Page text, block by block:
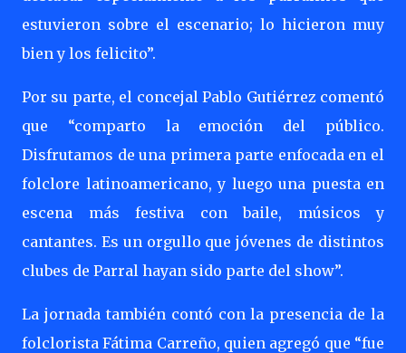
estuvieron sobre el escenario; lo hicieron muy
bien y los felicito”.
Por su parte, el concejal Pablo Gutiérrez comentó
que “comparto la emoción del público.
Disfrutamos de una primera parte enfocada en el
folclore latinoamericano, y luego una puesta en
escena más festiva con baile, músicos y
cantantes. Es un orgullo que jóvenes de distintos
clubes de Parral hayan sido parte del show”.
La jornada también contó con la presencia de la
folclorista Fátima Carreño, quien agregó que “fue